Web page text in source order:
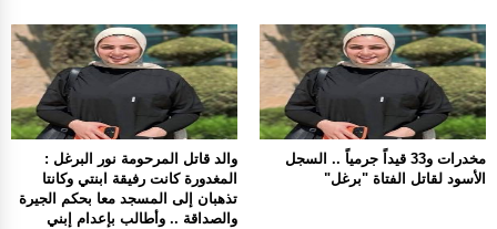
والد قاتل المرحومة نور البرغل :
المغدورة كانت رفيقة ابنتي وكانتا
تذهبان إلى المسجد معا بحكم الجيرة
والصداقة .. وأطالب بإعدام إبني
مخدرات و33 قيداً جرمياً .. السجل
الأسود لقاتل الفتاة "برغل"